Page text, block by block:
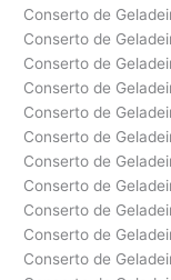
Conserto de
Conserto de
Conserto de
Conserto de
Conserto de
Conserto de
Conserto de
Conserto de
Conserto de
Conserto de
Conserto de